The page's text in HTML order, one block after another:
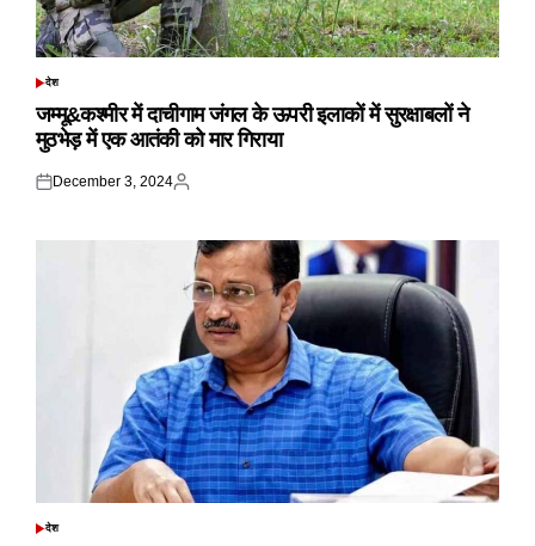
POSTED
देश
जम्मू&कश्मीर में दाचीगाम जंगल के ऊपरी इलाकों में सुरक्षाबलों ने
मुठभेड़ में एक आतंकी को मार गिराया
Posted
December 3, 2024
Posted
POSTED
देश